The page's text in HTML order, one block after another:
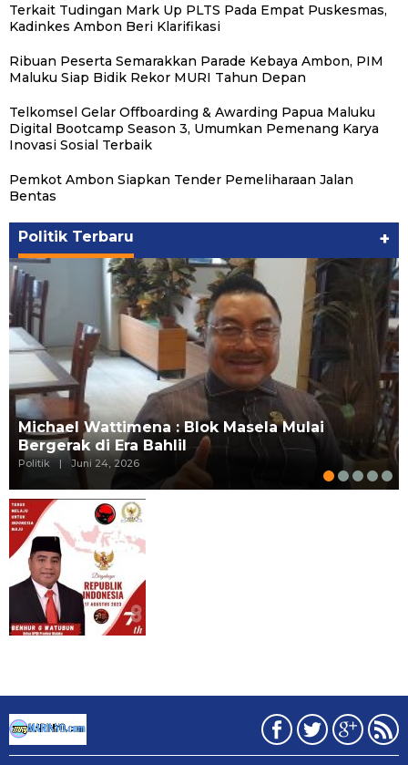
Terkait Tudingan Mark Up PLTS Pada Empat Puskesmas,
Kadinkes Ambon Beri Klarifikasi
Ribuan Peserta Semarakkan Parade Kebaya Ambon, PIM
Maluku Siap Bidik Rekor MURI Tahun Depan
Telkomsel Gelar Offboarding & Awarding Papua Maluku
Digital Bootcamp Season 3, Umumkan Pemenang Karya
Inovasi Sosial Terbaik
Pemkot Ambon Siapkan Tender Pemeliharaan Jalan
Bentas
Politik Terbaru +
Michael Wattimena : Blok Masela Mulai
Bergerak di Era Bahlil
Politik | Juni 24, 2026